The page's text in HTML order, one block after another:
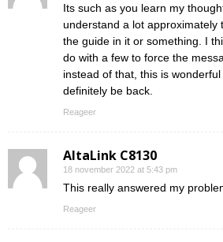
Its such as you learn my
understand a lot approximately
the guide in it or something. I
do with a few to force the
instead of that, this is wonderful
definitely be back.
Reageer
AltaLink C8130
18 november 2022 at 5:43 pm
This really answered my
Reageer